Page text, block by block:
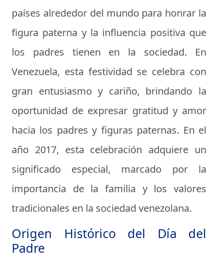
países alrededor del mundo para honrar la
figura paterna y la influencia positiva que
los padres tienen en la sociedad. En
Venezuela, esta festividad se celebra con
gran entusiasmo y cariño, brindando la
oportunidad de expresar gratitud y amor
hacia los padres y figuras paternas. En el
año 2017, esta celebración adquiere un
significado especial, marcado por la
importancia de la familia y los valores
tradicionales en la sociedad venezolana.
Origen Histórico del Día del
Padre